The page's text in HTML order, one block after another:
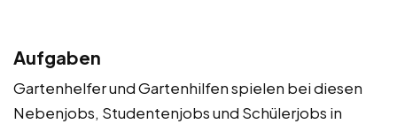
Aufgaben
Gartenhelfer und Gartenhilfen spielen bei diesen
Nebenjobs, Studentenjobs und Schülerjobs in